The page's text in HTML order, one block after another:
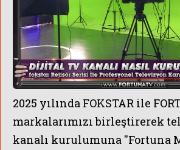
2025 yılında FOKSTAR ile
markalarımızı birleştirerek
kanalı kurulumuna ''Fortuna